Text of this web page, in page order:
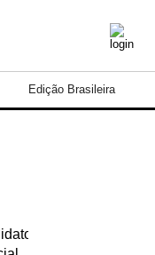
Edição Brasileira